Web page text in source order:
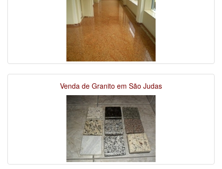
Venda de Granito em São Judas